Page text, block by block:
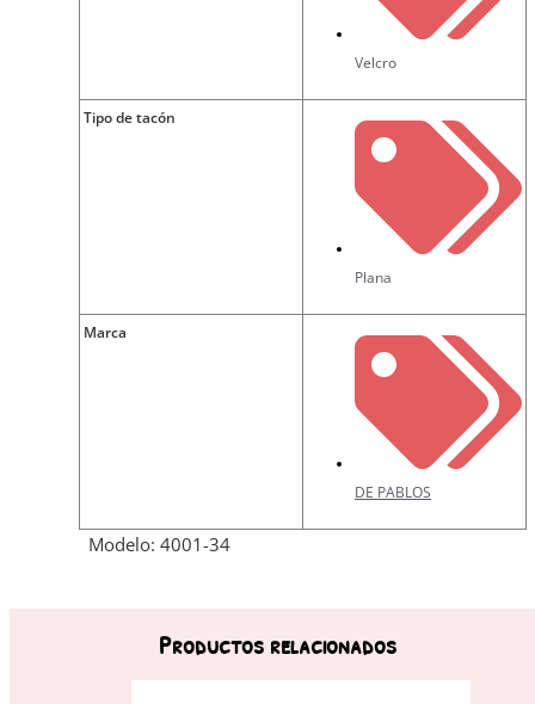
Velcro
Tipo de tacón
Plana
Marca
DE PABLOS
Modelo: 4001-34
Productos relacionados